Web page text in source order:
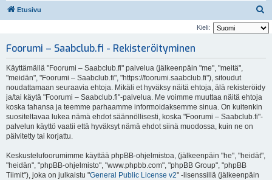
Etusivu
t
Kieli:
Foorumi – Saabclub.fi - Rekisteröityminen
Käyttämällä "Foorumi – Saabclub.fi" palvelua (jälkeenpäin "me", "meitä",
"meidän", "Foorumi – Saabclub.fi", "https://foorumi.saabclub.fi"), sitoudut
noudattamaan seuraavia ehtoja. Mikäli et hyväksy näitä ehtoja, älä rekisteröidy
ja/tai käytä "Foorumi – Saabclub.fi"-palvelua. Me voimme muuttaa näitä ehtoja
koska tahansa ja teemme parhaamme informoidaksemme sinua. On kuitenkin
suositeltavaa lukea nämä ehdot säännöllisesti, koska "Foorumi – Saabclub.fi"-
palvelun käyttö vaatii että hyväksyt nämä ehdot siinä muodossa, kuin ne on
päivitetty tai korjattu.
Keskustelufoorumimme käyttää phpBB-ohjelmistoa, (jälkeenpäin "he", "heidät",
"heidän", "phpBB-ohjelmisto", "www.phpbb.com", "phpBB Group", "phpBB
Tiimit"), joka on julkaistu "General Public License v2" -lisenssillä (jälkeenpäin